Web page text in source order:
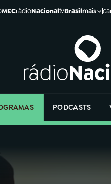
MECrádioNacionaltvBrasilmais
PODCASTS